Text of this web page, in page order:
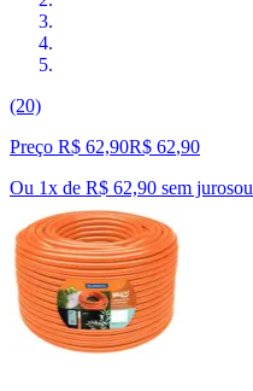
(20)
Preço R$ 62,90R$ 62,90
Ou 1x de R$ 62,90 sem jurosou